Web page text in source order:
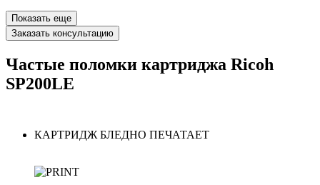
Показать еще
Заказать консультацию
Частые поломки картриджа Ricoh
SP200LE
КАРТРИДЖ БЛЕДНО ПЕЧАТАЕТ